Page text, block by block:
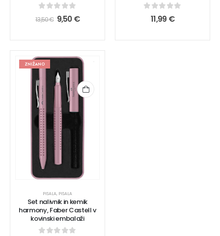
out of 5
13,50€ 9,50€ out of 5
11,99 €
ZNIŽANO
PISALA, PISALA
Set nalivnik in kemik
harmony, Faber Castell v
kovinski embalaži